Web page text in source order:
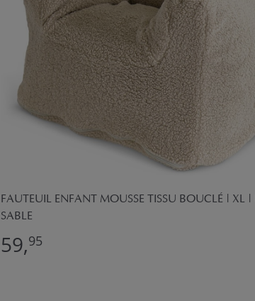
FAUTEUIL ENFANT MOUSSE TISSU BOUCLÉ | XL |
SABLE
59,95